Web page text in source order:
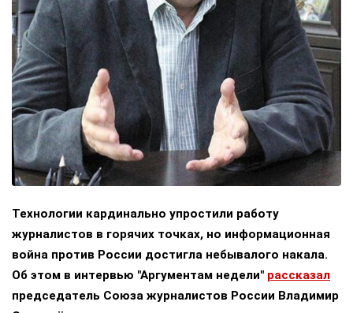
Технологии кардинально упростили работу
журналистов в горячих точках, но информационная
война против России достигла небывалого накала.
Об этом в интервью "Аргументам недели" рассказал
председатель Союза журналистов России Владимир